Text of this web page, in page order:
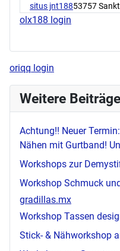
situs jnt18853757
olx188 login
oriqq login
Weitere Beiträge
Achtung!! Neuer
Nähen mit Gurtband!
Workshops zur
Workshop Schmuck
gradillas.mx
Workshop Tassen
Stick- & Nähworkshop